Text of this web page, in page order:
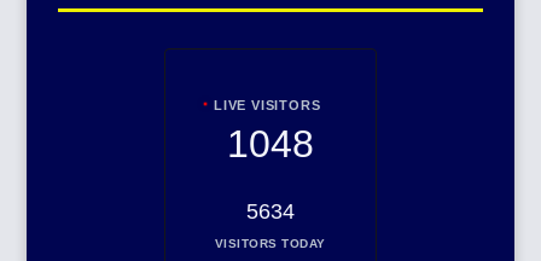
LIVE VISITORS
1048
5634
VISITORS TODAY